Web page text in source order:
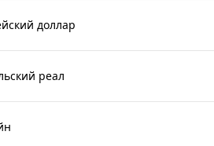
доллар
реал